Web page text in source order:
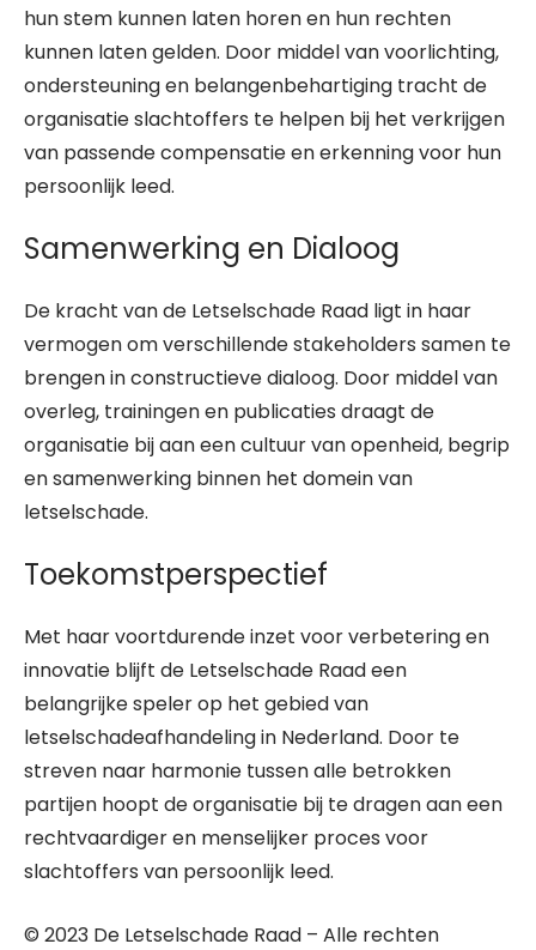
hun stem kunnen laten horen en hun rechten
kunnen laten gelden. Door middel van voorlichting,
ondersteuning en belangenbehartiging tracht de
organisatie slachtoffers te helpen bij het verkrijgen
van passende compensatie en erkenning voor hun
persoonlijk leed.
Samenwerking en Dialoog
De kracht van de Letselschade Raad ligt in haar
vermogen om verschillende stakeholders samen te
brengen in constructieve dialoog. Door middel van
overleg, trainingen en publicaties draagt de
organisatie bij aan een cultuur van openheid, begrip
en samenwerking binnen het domein van
letselschade.
Toekomstperspectief
Met haar voortdurende inzet voor verbetering en
innovatie blijft de Letselschade Raad een
belangrijke speler op het gebied van
letselschadeafhandeling in Nederland. Door te
streven naar harmonie tussen alle betrokken
partijen hoopt de organisatie bij te dragen aan een
rechtvaardiger en menselijker proces voor
slachtoffers van persoonlijk leed.
© 2023 De Letselschade Raad – Alle rechten